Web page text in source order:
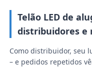
Para casa
Telão LED de
distribuidores e
Como distribuidor, seu
– e pedidos repetidos